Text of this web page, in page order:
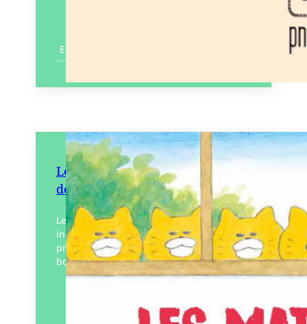
En savoir plus
Les Matous filous au restaurant
de sushi
Les Matous filous sont huit chats d’une
incroyable ingéniosité prêt à tout pour
prendre du bon temps ou profiter d’un
bon repas au dépend de Maître chien et…
Le Cosmographe